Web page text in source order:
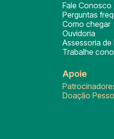
Fale Conosco
Perguntas
Como chegar
Ouvidoria
Assessoria de
Trabalhe
Apoie
Doação